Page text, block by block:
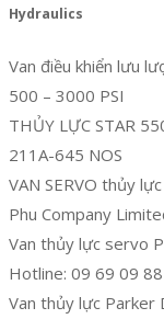
Hydraulics
Van điều khiển lưu
500 – 3000 PSI
THỦY LỰC STAR
211A-645 NOS
VAN SERVO thủy
Phu Company
Van thủy lực servo
Hotline: 09 69 09
Van thủy lực Parker